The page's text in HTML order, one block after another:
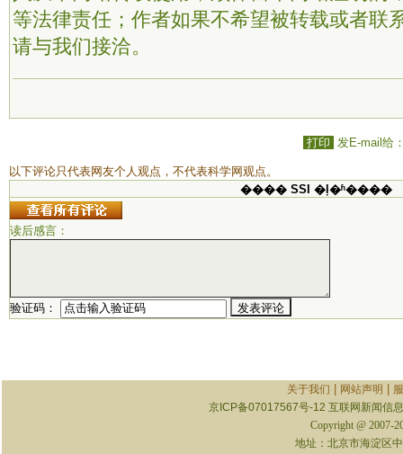
等法律责任；作者如果不希望被转载或者联
请与我们接洽。
打印 发E-mail给
以下评论只代表网友个人观点，不代表科学网观点。
���� SSI �ļ�ʱ����
读后感言：
验证码：
关于我们 网站声明
京ICP备07017567号-12 互联网新闻信
Copyright @ 2007-
地址：北京市海淀区